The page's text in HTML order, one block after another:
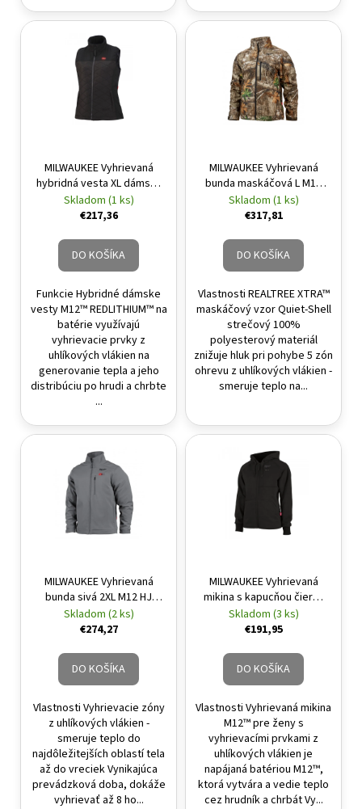
MILWAUKEE Vyhrievaná
hybridná vesta XL dámska
M12 HBWP LADIES-0 (bez
batérie a nabíjačky)
Skladom (1 ks)
€217,36
DO KOŠÍKA
Funkcie Hybridné dámske
vesty M12™ REDLITHIUM™ na
batérie využívajú
vyhrievacie prvky z
uhlíkových vlákien na
generovanie tepla a jeho
distribúciu po hrudi a chrbte
...
MILWAUKEE Vyhrievaná
bunda maskáčová L M12
HJ CAMO6-0 (bez batérie a
nabíjačky)
Skladom (1 ks)
€317,81
DO KOŠÍKA
Vlastnosti REALTREE XTRA™
maskáčový vzor Quiet-Shell
strečový 100%
polyesterový materiál
znižuje hluk pri pohybe 5 zón
ohrevu z uhlíkových vlákien -
smeruje teplo na...
MILWAUKEE Vyhrievaná
bunda sivá 2XL M12 HJ
GREY5-0 (bez batérie a
nabíjačky)
Skladom (2 ks)
€274,27
DO KOŠÍKA
Vlastnosti Vyhrievacie zóny
z uhlíkových vlákien -
smeruje teplo do
najdôležitejších oblastí tela
až do vreciek Vynikajúca
prevádzková doba, dokáže
vyhrievať až 8 ho...
MILWAUKEE Vyhrievaná
mikina s kapucňou čierna
dámska XL M12 HHLBL1-0
(bez batérie + nabíjačky)
Skladom (3 ks)
€191,95
DO KOŠÍKA
Vlastnosti Vyhrievaná mikina
M12™ pre ženy s
vyhrievacími prvkami z
uhlíkových vlákien je
napájaná batériou M12™,
ktorá vytvára a vedie teplo
cez hrudník a chrbát Vy...